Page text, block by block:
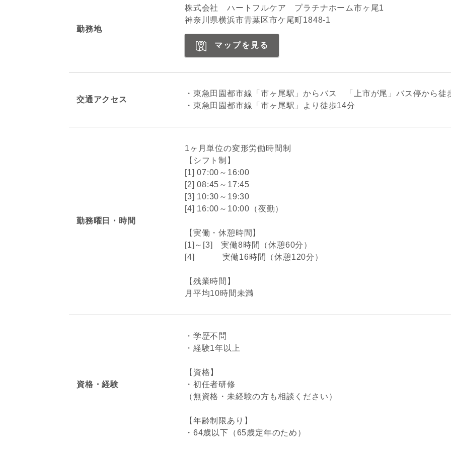
勤務地
株式会社 ハートフルケア プラチナホーム市ヶ尾1
神奈川県横浜市青葉区市ケ尾町1848-1
マップを見る
交通アクセス
・東急田園都市線「市ヶ尾駅」からバス 「上市が尾」バス停から徒
・東急田園都市線「市ヶ尾駅」より徒歩14分
勤務曜日・時間
1ヶ月単位の変形労働時間制
【シフト制】
[1] 07:00～16:00
[2] 08:45～17:45
[3] 10:30～19:30
[4] 16:00～10:00（夜勤）
【実働・休憩時間】
[1]～[3] 実働8時間（休憩60分）
[4] 実働16時間（休憩120分）
【残業時間】
月平均10時間未満
資格・経験
・学歴不問
・経験1年以上
【資格】
・初任者研修
（無資格・未経験の方も相談ください）
【年齢制限あり】
・64歳以下（65歳定年のため）